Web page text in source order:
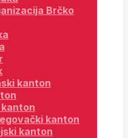
Brčko
kanton
kanton
kanton